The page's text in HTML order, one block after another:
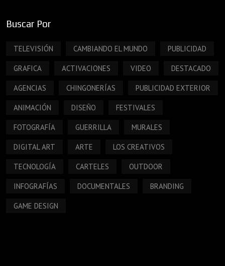
Buscar Por
TELEVISIÓN CAMBIANDO EL MUNDO PUBLICIDAD
GRAFICA ACTIVACIONES VIDEO DESTACADO
AGENCIAS CHINGONERÍAS PUBLICIDAD EXTERIOR
ANIMACIÓN DISEÑO FESTIVALES
FOTOGRAFÍA GUERRILLA MURALES
DIGITAL ART ARTE LOS CREATIVOS
TECNOLOGÍA CARTELES OUTDOOR
INFOGRAFÍAS DOCUMENTALES BRANDING
GAME DESIGN